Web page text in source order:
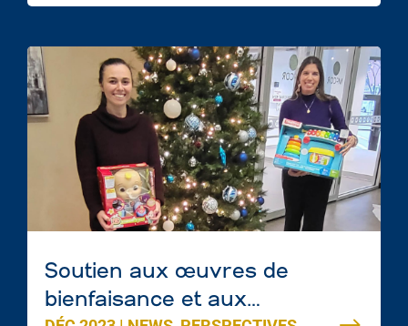
Soutien aux œuvres de
bienfaisance et aux